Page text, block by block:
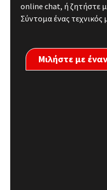
online chat, ή ζητήστε
Σύντομα ένας τεχνικός
Μιλήστε με